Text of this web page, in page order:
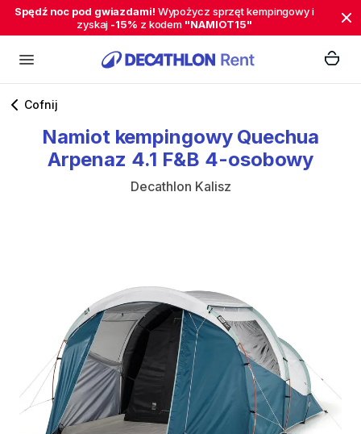
Spędź noc pod gwiazdami! Wypożycz sprzęt kempingowy i
zyskaj -15% z kodem "NAMIOT15"
Cofnij
Namiot kempingowy Quechua
Arpenaz 4.1 F&B 4-osobowy
Decathlon Kalisz